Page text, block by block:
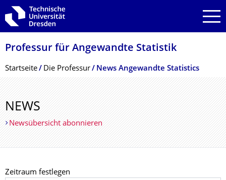
Zur Hauptnavigation springen
Zur Suche springen
Zum Inhalt springen
Professur für Angewandte Statistik
Breadcrumb-Menü
Startseite Die Professur News Angewandte Statistics
NEWS
Newsübersicht abonnieren
Zeitraum festlegen